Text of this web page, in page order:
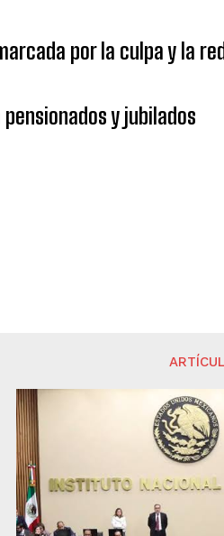
por la culpa y la
y jubilados